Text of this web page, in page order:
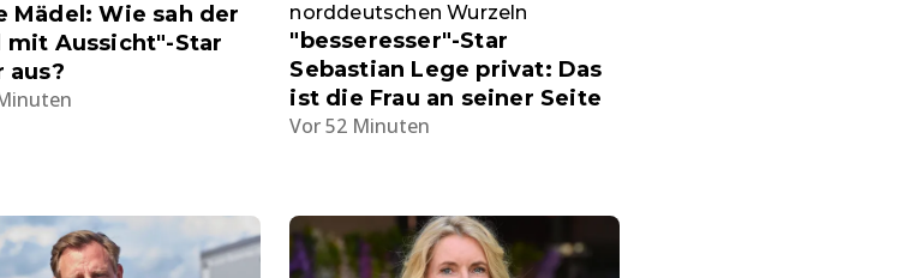
Mädel: Wie sah der
mit Aussicht"-Star
aus?
norddeutschen Wurzeln
"besseresser"-Star
Sebastian Lege privat: Das
ist die Frau an seiner Seite
Vor 52 Minuten